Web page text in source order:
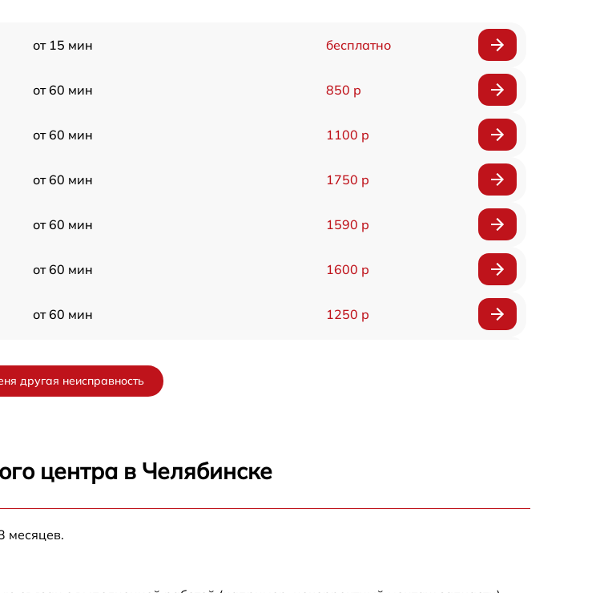
от 15 мин бесплатно
от 60 мин 850 р
от 60 мин 1100 р
от 60 мин 1750 р
от 60 мин 1590 р
от 60 мин 1600 р
от 60 мин 1250 р
от 60 мин
другая неисправность
центра в Челябинске
месяцев.